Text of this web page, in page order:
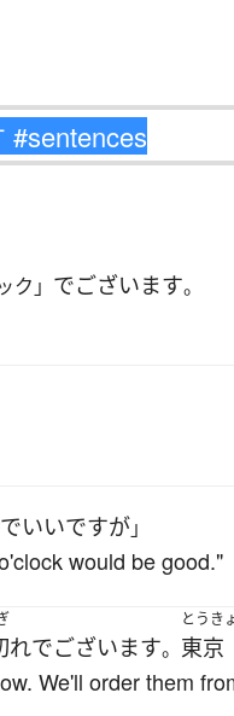
ク」 でございます。
でいいですが」
would be good."
れでございます。
とうき
東京
We'll order them